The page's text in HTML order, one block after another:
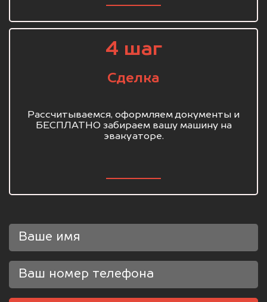
4 шаг
Сделка
Рассчитываемся, оформляем документы и
БЕСПЛАТНО забираем вашу машину на
эвакуаторе.